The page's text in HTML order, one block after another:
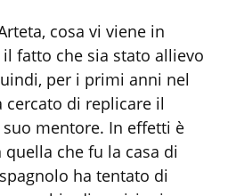
cosa vi viene in
fatto che sia stato allievo
per i primi anni nel
di replicare il
mentore. In effetti è
che fu la casa di
ha tentato di